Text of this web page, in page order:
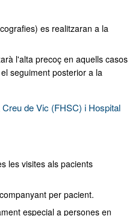
es realitzaran a la
l'alta precoç en aquells casos
seguiment posterior a la
de Vic (FHSC) i Hospital
les visites als pacients
per pacient.
especial a persones en